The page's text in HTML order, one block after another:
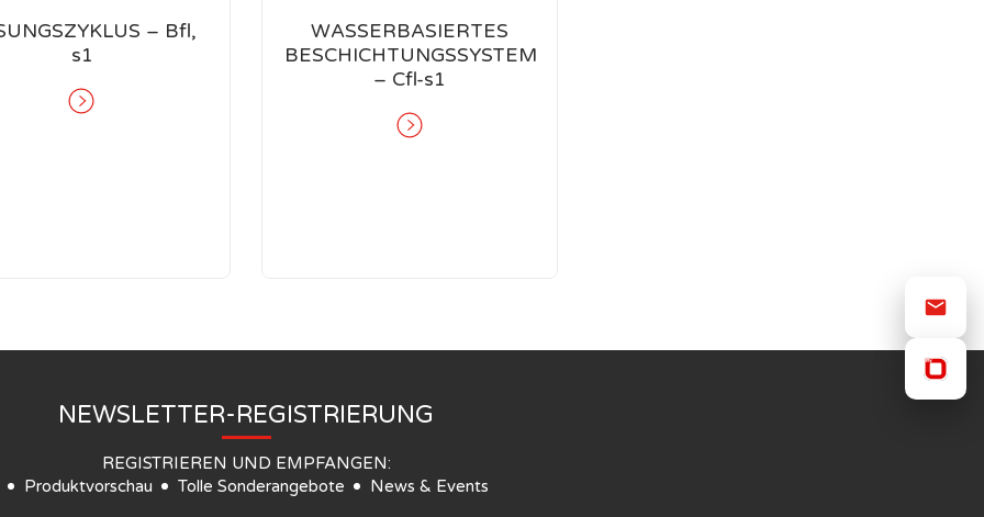
– Bfl,
s1
WASSERBASIERTES
BESCHICHTUNGSSYSTEM
– Cfl-s1
NEWSLETTER-REGISTRIERUNG
REGISTRIEREN UND EMPFANGEN:
Produktvorschau
Tolle Sonderangebote News & Events